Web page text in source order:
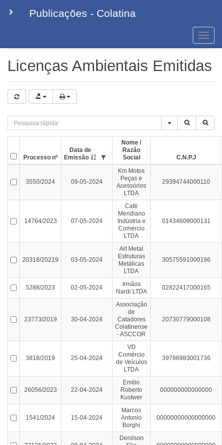
Publicações - Colatina
Toggle
Licenças Ambientais Emitidas
Processo nº
Data de
Emissão
Nome /
Razão
Social
C.N.P.J
3550/2024 09-05-2024
Km Motos
Peças e
Acessórios
LTDA
29394744000110
14764/2023 07-05-2024
Café
Meridiano
Indústria e
Comércio
LTDA
01434609000131
20318/20219 03-05-2024
Art Metal
Estruturas
Metálicas
LTDA
30575591000196
5288/2023 02-05-2024
Irmãos
Nardi LTDA
02822417000165
23773/2019 30-04-2024
Associação
de
Catadores
Colatinense
- ASCCOR
20730779000108
3818/2019 25-04-2024
VD
Comércio
de Veículos
LTDA
39786983001736
26056/2023 22-04-2024
Emilio
Roberto
Kustwer
000000000000000
1541/2024 15-04-2024
Marcos
Antonio
Borghi
00000000000000000
Denilson